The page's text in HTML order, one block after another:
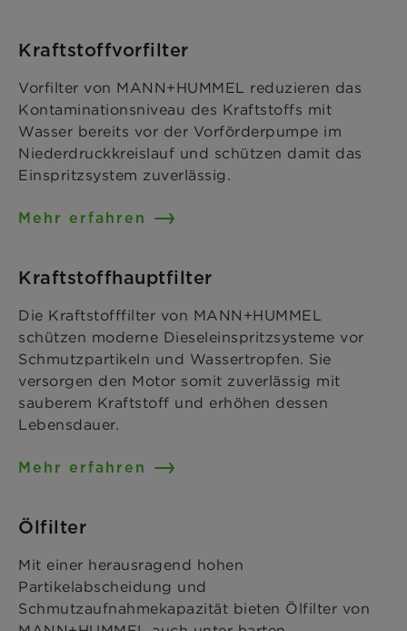
Kraftstoffvorfilter
Vorfilter von MANN+HUMMEL reduzieren das
Kontaminationsniveau des Kraftstoffs mit
Wasser bereits vor der Vorförderpumpe im
Niederdruckkreislauf und schützen damit das
Einspritzsystem zuverlässig.
Mehr erfahren
Kraftstoffhauptfilter
Die Kraftstofffilter von MANN+HUMMEL
schützen moderne Dieseleinspritzsysteme vor
Schmutzpartikeln und Wassertropfen. Sie
versorgen den Motor somit zuverlässig mit
sauberem Kraftstoff und erhöhen dessen
Lebensdauer.
Mehr erfahren
Ölfilter
Mit einer herausragend hohen
Partikelabscheidung und
Schmutzaufnahmekapazität bieten Ölfilter von